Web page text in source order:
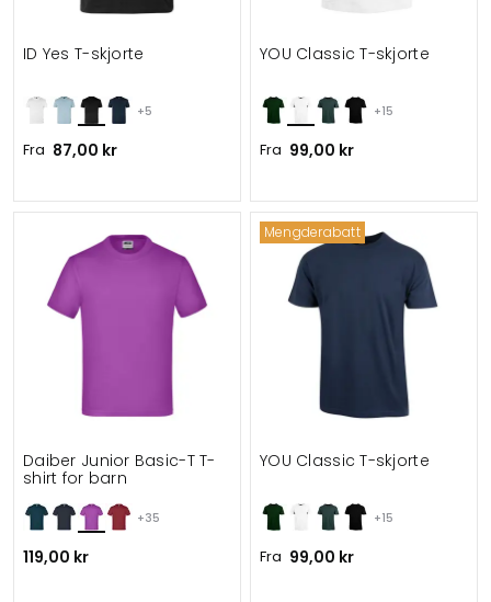
+5
ID Yes T-skjorte
Fra 87,00 kr
+15
YOU Classic T-skjorte
Fra 99,00 kr
+35
Daiber Junior Basic-T T-
shirt for barn
119,00 kr
Mengderabatt
+15
YOU Classic T-skjorte
Fra 99,00 kr